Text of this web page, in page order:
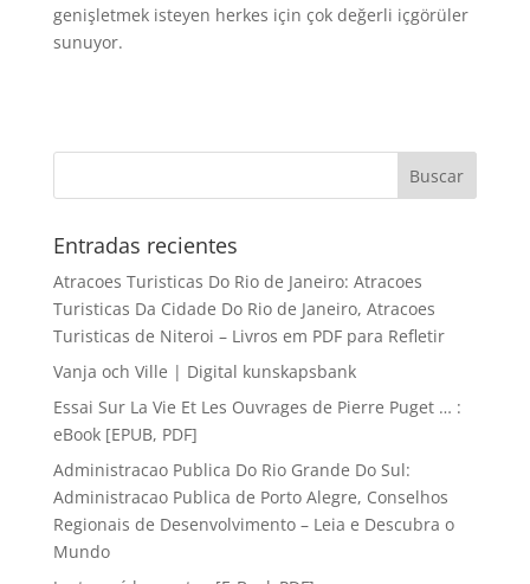
genişletmek isteyen herkes için çok değerli içgörüler
sunuyor.
Entradas recientes
Atracoes Turisticas Do Rio de Janeiro: Atracoes
Turisticas Da Cidade Do Rio de Janeiro, Atracoes
Turisticas de Niteroi – Livros em PDF para Refletir
Vanja och Ville | Digital kunskapsbank
Essai Sur La Vie Et Les Ouvrages de Pierre Puget … :
eBook [EPUB, PDF]
Administracao Publica Do Rio Grande Do Sul:
Administracao Publica de Porto Alegre, Conselhos
Regionais de Desenvolvimento – Leia e Descubra o
Mundo